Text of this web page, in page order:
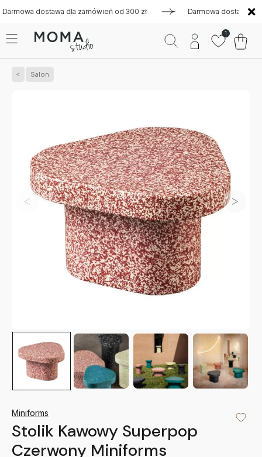
dostawa dla zamówień od 300 zł Darmowa dostawa dla
1
Salon
Miniforms
Stolik Kawowy Superpop
Czerwony Miniforms